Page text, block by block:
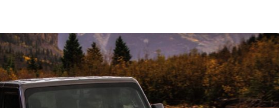
du financement maintenant!